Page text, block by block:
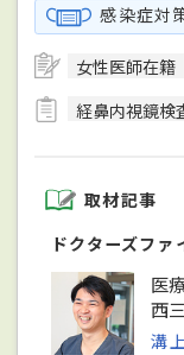
感染症対
女性医師在籍
経鼻内視鏡検
取材記事
ドクターズファ
医
西
溝